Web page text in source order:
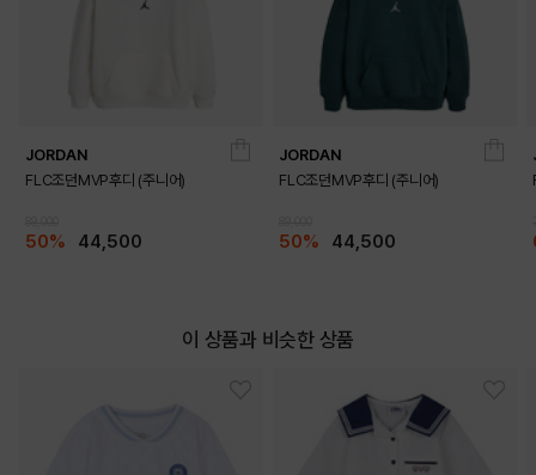
JORDAN
FLC조던MVP후디 (주니어)
50% 44,500
JORDAN
FLC조던MVP후디 (주니어)
50% 44,500
이 상품과 비슷한 상품